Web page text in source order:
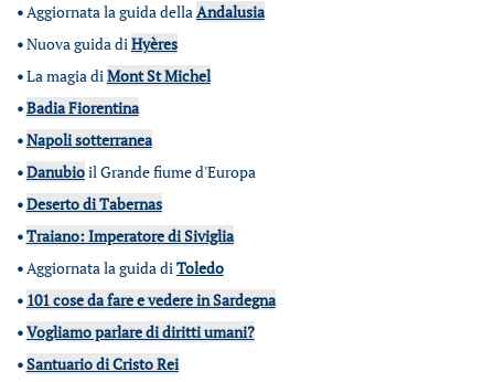
•Aggiornata la guida dellaAndalusia
•Nuova guida diHyères
•La magia diMont St Michel
•Badia Fiorentina
•Napoli sotterranea
•Danubioil Grande fiume d'Europa
•Deserto di Tabernas
•Traiano: Imperatore di Siviglia
•Aggiornata la guida diToledo
• 101 cose da fare e vedere in Sardegna
•Vogliamo parlare di diritti umani?
•Santuario di Cristo Rei